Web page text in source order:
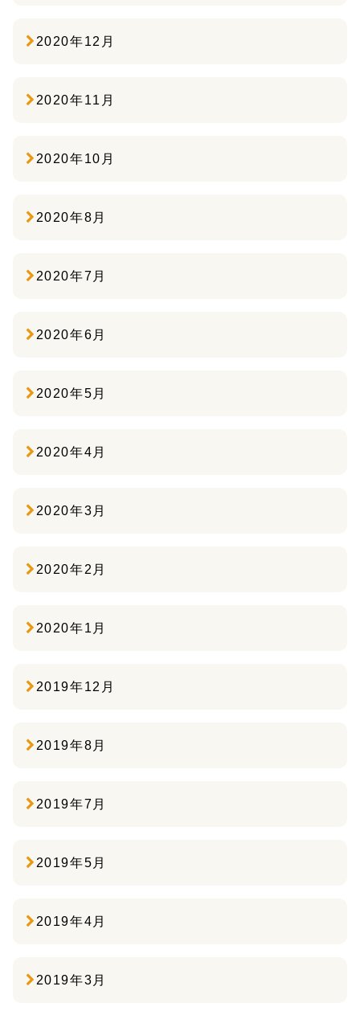
2020年12月
2020年11月
2020年10月
2020年8月
2020年7月
2020年6月
2020年5月
2020年4月
2020年3月
2020年2月
2020年1月
2019年12月
2019年8月
2019年7月
2019年5月
2019年4月
2019年3月